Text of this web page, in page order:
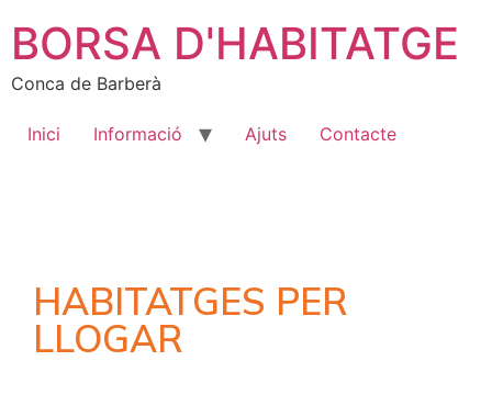
BORSA D'HABITATGE
Conca de Barberà
Inici Informació Ajuts Contacte
HABITATGES PER
LLOGAR